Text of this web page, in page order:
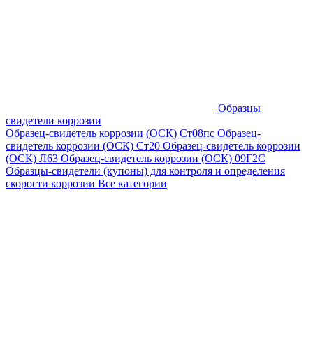
Образцы
свидетели коррозии
Образец-свидетель коррозии (ОСК) Ст08пс Образец-
свидетель коррозии (ОСК) Ст20 Образец-свидетель коррозии
(ОСК) Л63 Образец-свидетель коррозии (ОСК) 09Г2С
Образцы-свидетели (купоны) для контроля и определения
скорости коррозии Все категории